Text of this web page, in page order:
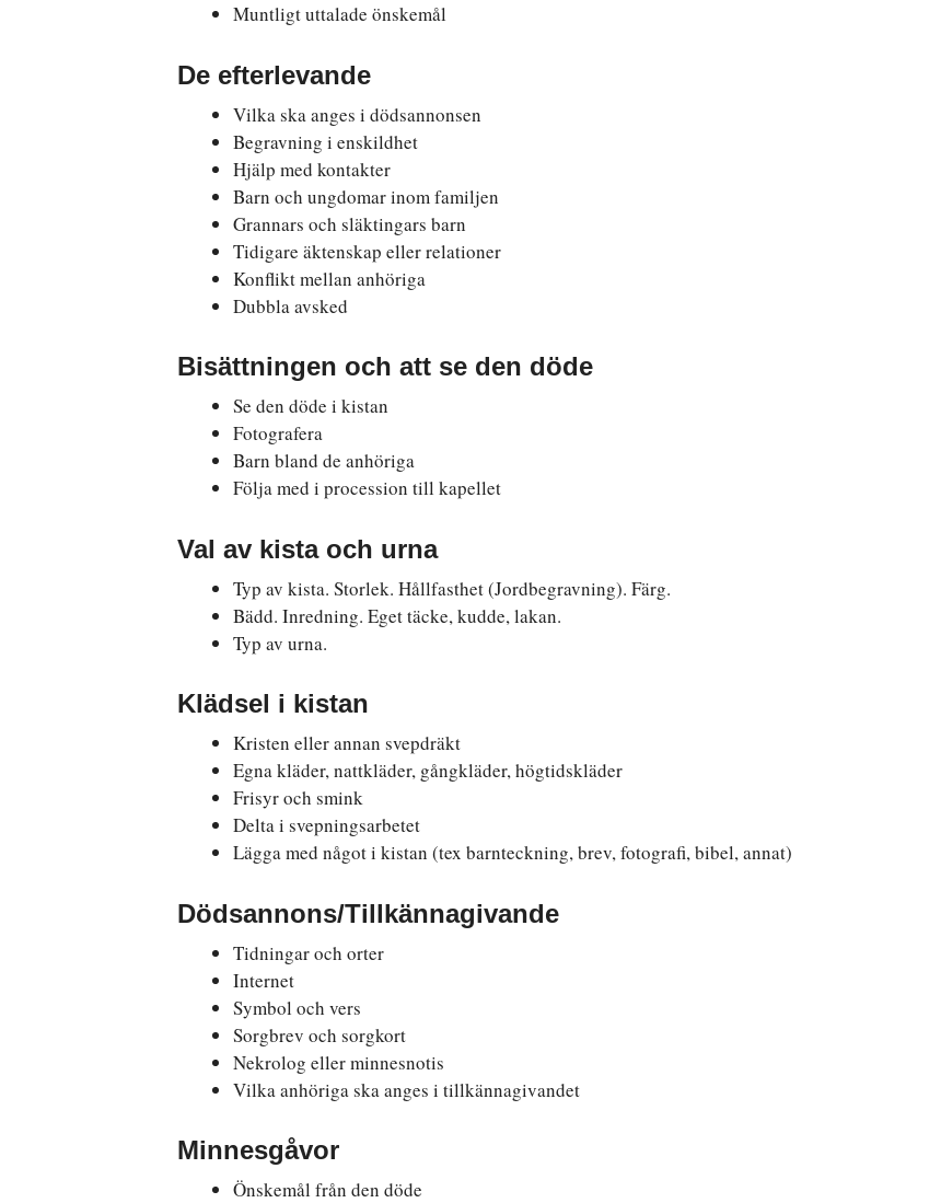
Muntligt uttalade önskemål
De efterlevande
Vilka ska anges i dödsannonsen
Begravning i enskildhet
Hjälp med kontakter
Barn och ungdomar inom familjen
Grannars och släktingars barn
Tidigare äktenskap eller relationer
Konflikt mellan anhöriga
Dubbla avsked
Bisättningen och att se den döde
Se den döde i kistan
Fotografera
Barn bland de anhöriga
Följa med i procession till kapellet
Val av kista och urna
Typ av kista. Storlek. Hållfasthet (Jordbegravning). Färg.
Bädd. Inredning. Eget täcke, kudde, lakan.
Typ av urna.
Klädsel i kistan
Kristen eller annan svepdräkt
Egna kläder, nattkläder, gångkläder, högtidskläder
Frisyr och smink
Delta i svepningsarbetet
Lägga med något i kistan (tex barnteckning, brev, fotografi, bibel, annat)
Dödsannons/Tillkännagivande
Tidningar och orter
Internet
Symbol och vers
Sorgbrev och sorgkort
Nekrolog eller minnesnotis
Vilka anhöriga ska anges i tillkännagivandet
Minnesgåvor
Önskemål från den döde